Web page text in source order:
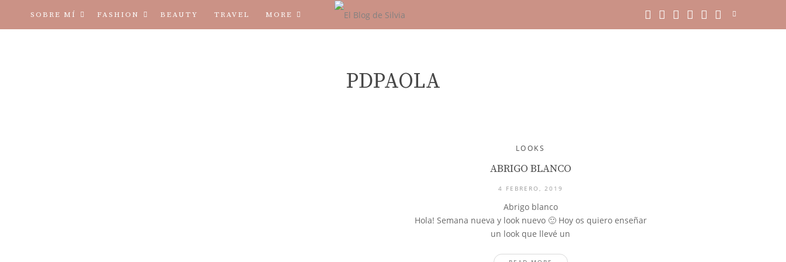
SOBRE MÍ FASHION BEAUTY TRAVEL MORE
PDPAOLA
LOOKS
ABRIGO BLANCO
4 FEBRERO, 2019
Abrigo blanco
Hola! Semana nueva y look nuevo 🙂 Hoy os quiero enseñar
un look que llevé un